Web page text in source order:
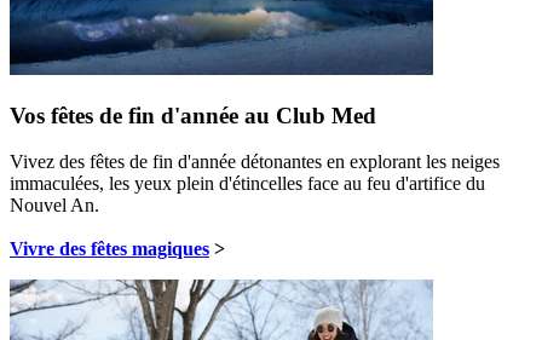
Vos fêtes de fin d'année au Club Med
Vivez des fêtes de fin d'année détonantes en explorant les neiges
immaculées, les yeux plein d'étincelles face au feu d'artifice du
Nouvel An.
Vivre des fêtes magiques >